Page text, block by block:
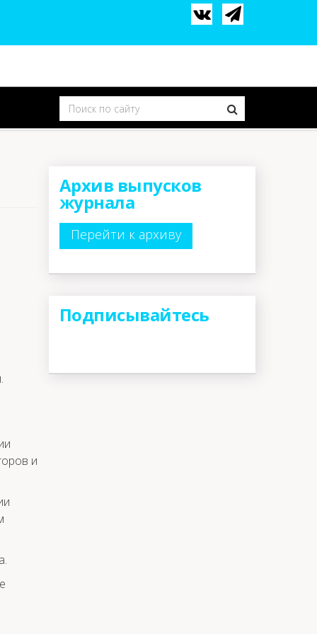
и
Архив выпусков
журнала
Перейти к архиву
Подписывайтесь